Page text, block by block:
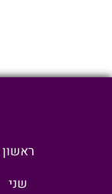
ראשון
שני